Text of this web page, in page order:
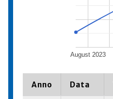
August 2023
Anno Data